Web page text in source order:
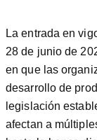
La entrada en
28 de junio de
en que las
desarrollo de
legislación
afectan a